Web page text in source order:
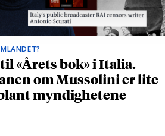
«Årets bok» i Italia.
om Mussolini er lite
myndighetene